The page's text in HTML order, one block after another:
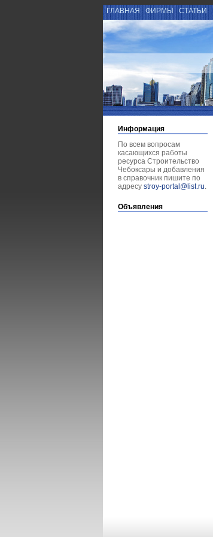
ГЛАВНАЯ ФИРМЫ СТАТЬИ
Информация
По всем вопросам
касающихся работы
ресурса Строительство
Чебоксары и добавления
в справочник пишите по
адресу stroy-portal@list.ru.
Объявления